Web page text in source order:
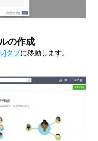
の作成
]タブに移動します。